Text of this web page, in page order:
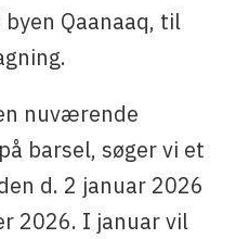
Qaanaaq, til
nuværende
barsel, søger vi et
d. 2 januar 2026
2026. I januar vil